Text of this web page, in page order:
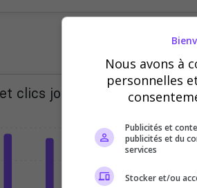
clics journaliers
Nous avons à
personnelles
Publicités et
publicités et du
services
Stocker et/ou